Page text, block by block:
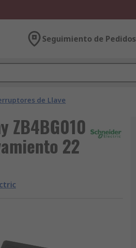
Seguimiento de Pedidos
de Llave
ZB4BG010
22